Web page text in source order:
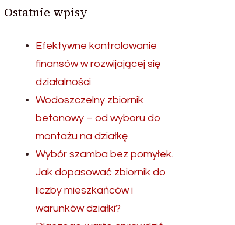
Ostatnie wpisy
Efektywne kontrolowanie
finansów w rozwijającej się
działalności
Wodoszczelny zbiornik
betonowy – od wyboru do
montażu na działkę
Wybór szamba bez pomyłek.
Jak dopasować zbiornik do
liczby mieszkańców i
warunków działki?